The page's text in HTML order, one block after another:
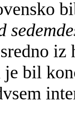
je bil